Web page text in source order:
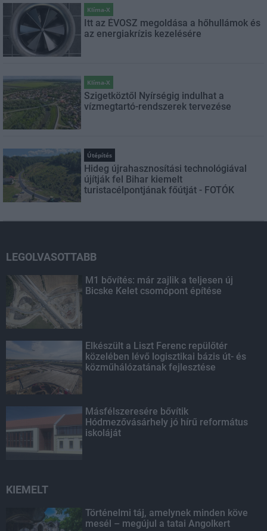
Klíma-X
Itt az ÉVOSZ megoldása a hőhullámok és
az energiakrízis kezelésére
Klíma-X
Szigetköztől Nyírségig indulhat a
vízmegtartó-rendszerek tervezése
Útépítés
Hideg újrahasznosítási technológiával
újítják fel Bihar kiemelt
turistacélpontjának főútját - FOTÓK
LEGOLVASOTTABB
M1 bővítés: már zajlik a teljesen új
Bicske Kelet csomópont építése
Elkészült a Liszt Ferenc repülőtér
közelében lévő logisztikai bázis út- és
közműhálózatának fejlesztése
Másfélszeresére bővítik
Hódmezővásárhely jó hírű református
iskoláját
KIEMELT
Történelmi táj, amelynek minden köve
mesél – megújul a tatai Angolkert